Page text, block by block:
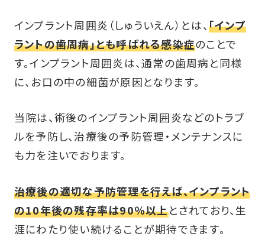
インプラント周囲炎（しゅういえん）とは、「インプ
ラントの歯周病」とも呼ばれる感染症のことで
す。インプラント周囲炎は、通常の歯周病と同様
に、お口の中の細菌が原因となります。
当院は、術後のインプラント周囲炎などのトラブ
ルを予防し、治療後の予防管理・メンテナンスに
も力を注いでおります。
治療後の適切な予防管理を行えば、インプラント
の10年後の残存率は90％以上とされており、生
涯にわたり使い続けることが期待できます。